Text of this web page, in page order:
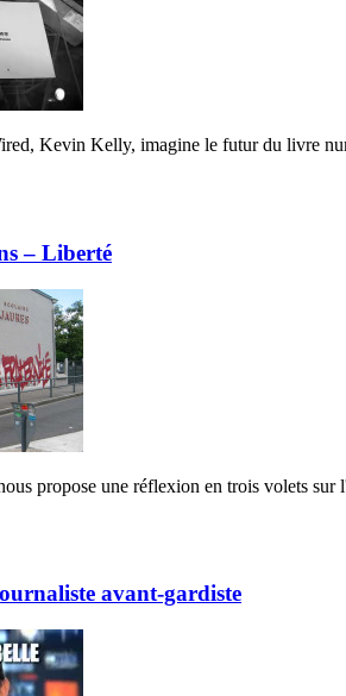
Kevin Kelly, imagine le futur du livre
– Liberté
propose une réflexion en trois volets
avant-gardiste